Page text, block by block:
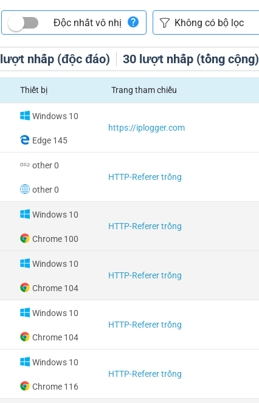
lượt nhấp (độc đáo) 30 lượt nhấp (tổng cộng)
Độc nhất vô nhị
Thiết bị Trang tham chiếu
Windows 10
Edge 145
https://iplogger.com
other 0
other 0
HTTP-Referer trống
Windows 10
Chrome 100
HTTP-Referer trống
Windows 10
Chrome 104
HTTP-Referer trống
Windows 10
Chrome 104
HTTP-Referer trống
Windows 10
Chrome 116
HTTP-Referer trống